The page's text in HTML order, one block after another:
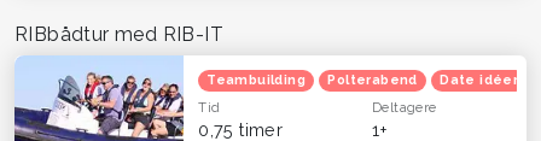
RIBbådtur med RIB-IT
Teambuilding Polterabend Date idéer
Tid
0,75 timer
Deltagere
1+